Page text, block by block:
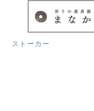
ストーカー